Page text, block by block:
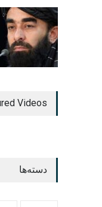
Videos
دسته‌ها